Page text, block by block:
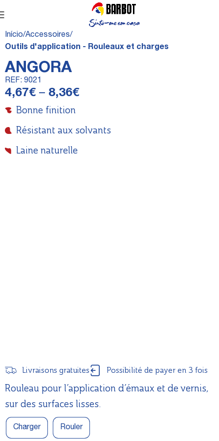
Início Accessoires
Outils d'application - Rouleaux et charges
ANGORA
REF: 9021
4,67€ – 8,36€
Bonne finition
Résistant aux solvants
Laine naturelle
Livraisons gratuites Possibilité de payer en 3 fois
Rouleau pour l’application d’émaux et de vernis,
sur des surfaces lisses.
Charger Rouler